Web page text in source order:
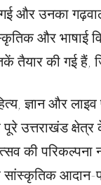
और उनका
और भाषाई
तैयार की गई हैं,
ज्ञान और
उत्तराखंड
की
आदान-